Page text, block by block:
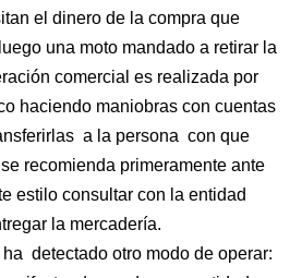
el dinero de la compra que
una moto mandado a retirar la
comercial es realizada por
haciendo maniobras con cuentas
a la persona con que
recomienda primeramente ante
estilo consultar con la entidad
la mercadería.
detectado otro modo de operar: